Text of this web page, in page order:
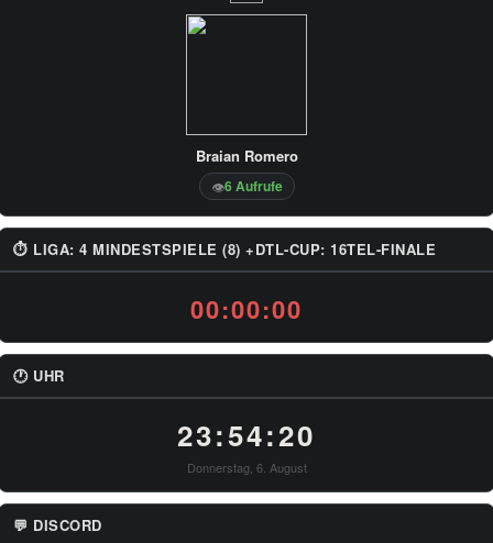
Braian Romero
👁6 Aufrufe
⏱ LIGA: 4 MINDESTSPIELE (8) +DTL-CUP: 16TEL-FINALE
00:00:00
🕐 UHR
23:54:20
Donnerstag, 6. August
💬 DISCORD